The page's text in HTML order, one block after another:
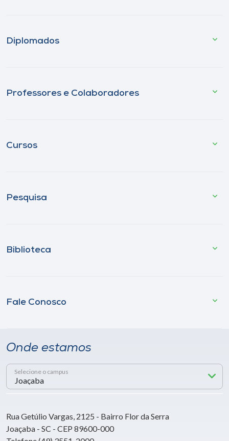
Diplomados
Professores e Colaboradores
Cursos
Pesquisa
Biblioteca
Fale Conosco
Onde estamos
Selecione o campus
Rua Getúlio Vargas, 2125 - Bairro Flor da Serra
Joaçaba - SC - CEP 89600-000